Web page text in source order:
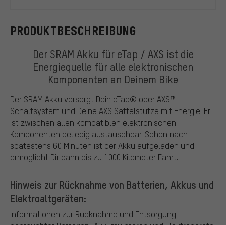
PRODUKTBESCHREIBUNG
Der SRAM Akku für eTap / AXS ist die
Energiequelle für alle elektronischen
Komponenten an Deinem Bike
Der SRAM Akku versorgt Dein eTap® oder AXS™
Schaltsystem und Deine AXS Sattelstütze mit Energie. Er
ist zwischen allen kompatiblen elektronischen
Komponenten beliebig austauschbar. Schon nach
spätestens 60 Minuten ist der Akku aufgeladen und
ermöglicht Dir dann bis zu 1000 Kilometer Fahrt.
Hinweis zur Rücknahme von Batterien, Akkus und
Elektroaltgeräten:
Informationen zur Rücknahme und Entsorgung